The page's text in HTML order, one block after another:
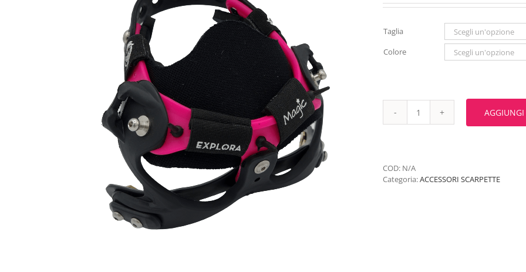
Taglia
Colore
GHETTA
COMPLETA
AGGIUNGI
COD: N/A
Categoria:ACCESSORI SCARPETTE